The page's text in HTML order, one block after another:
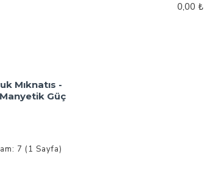
0,00 ₺
Mıknatıs -
Güç
7 (1 Sayfa)